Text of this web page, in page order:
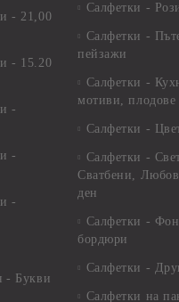
- 21,00
- 15.20
-
-
-
- Букви
Салфетки -
Салфетки -
пейзажи
Салфетки -
мотиви, плодове
Салфетки -
Салфетки -
Сватбени,
ден
Салфетки -
бордюри
Салфетки -
Салфетки на